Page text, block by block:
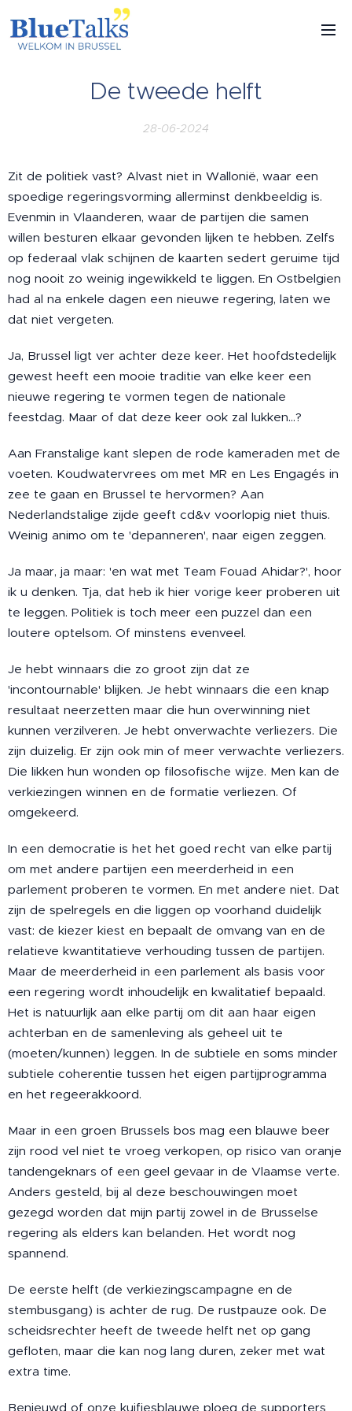
De tweede helft
28-06-2024
Zit de politiek vast? Alvast niet in Wallonië, waar een
spoedige regeringsvorming allerminst denkbeeldig is.
Evenmin in Vlaanderen, waar de partijen die samen
willen besturen elkaar gevonden lijken te hebben. Zelfs
op federaal vlak schijnen de kaarten sedert geruime tijd
nog nooit zo weinig ingewikkeld te liggen. En Ostbelgien
had al na enkele dagen een nieuwe regering, laten we
dat niet vergeten.
Ja, Brussel ligt ver achter deze keer. Het hoofdstedelijk
gewest heeft een mooie traditie van elke keer een
nieuwe regering te vormen tegen de nationale
feestdag. Maar of dat deze keer ook zal lukken…?
Aan Franstalige kant slepen de rode kameraden met de
voeten. Koudwatervrees om met MR en Les Engagés in
zee te gaan en Brussel te hervormen? Aan
Nederlandstalige zijde geeft cd&v voorlopig niet thuis.
Weinig animo om te 'depanneren', naar eigen zeggen.
Ja maar, ja maar: 'en wat met Team Fouad Ahidar?', hoor
ik u denken. Tja, dat heb ik hier vorige keer proberen uit
te leggen. Politiek is toch meer een puzzel dan een
loutere optelsom. Of minstens evenveel.
Je hebt winnaars die zo groot zijn dat ze
'incontournable' blijken. Je hebt winnaars die een knap
resultaat neerzetten maar die hun overwinning niet
kunnen verzilveren. Je hebt onverwachte verliezers. Die
zijn duizelig. Er zijn ook min of meer verwachte verliezers.
Die likken hun wonden op filosofische wijze. Men kan de
verkiezingen winnen en de formatie verliezen. Of
omgekeerd.
In een democratie is het het goed recht van elke partij
om met andere partijen een meerderheid in een
parlement proberen te vormen. En met andere niet. Dat
zijn de spelregels en die liggen op voorhand duidelijk
vast: de kiezer kiest en bepaalt de omvang van en de
relatieve kwantitatieve verhouding tussen de partijen.
Maar de meerderheid in een parlement als basis voor
een regering wordt inhoudelijk en kwalitatief bepaald.
Het is natuurlijk aan elke partij om dit aan haar eigen
achterban en de samenleving als geheel uit te
(moeten/kunnen) leggen. In de subtiele en soms minder
subtiele coherentie tussen het eigen partijprogramma
en het regeerakkoord.
Maar in een groen Brussels bos mag een blauwe beer
zijn rood vel niet te vroeg verkopen, op risico van oranje
tandengeknars of een geel gevaar in de Vlaamse verte.
Anders gesteld, bij al deze beschouwingen moet
gezegd worden dat mijn partij zowel in de Brusselse
regering als elders kan belanden. Het wordt nog
spannend.
De eerste helft (de verkiezingscampagne en de
stembusgang) is achter de rug. De rustpauze ook. De
scheidsrechter heeft de tweede helft net op gang
gefloten, maar die kan nog lang duren, zeker met wat
extra time.
Benieuwd of onze kuifjesblauwe ploeg de supporters